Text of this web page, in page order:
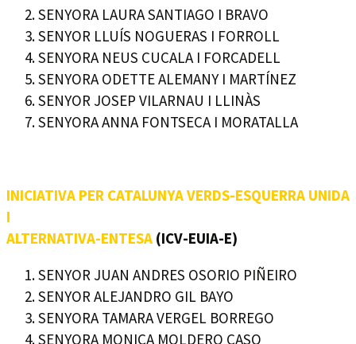
SENYORA LAURA SANTIAGO I BRAVO
SENYOR LLUÍS NOGUERAS I FORROLL
SENYORA NEUS CUCALA I FORCADELL
SENYORA ODETTE ALEMANY I MARTÍNEZ
SENYOR JOSEP VILARNAU I LLINÀS
SENYORA ANNA FONTSECA I MORATALLA
INICIATIVA PER CATALUNYA VERDS-ESQUERRA UNIDA
I
ALTERNATIVA-ENTESA (ICV-EUIA-E)
SENYOR JUAN ANDRES OSORIO PIÑEIRO
SENYOR ALEJANDRO GIL BAYO
SENYORA TAMARA VERGEL BORREGO
SENYORA MONICA MOLDERO CASO